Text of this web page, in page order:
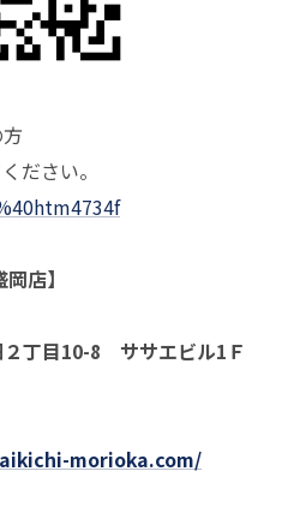
ださい。
店】
丁目10-8 ササエビル1Ｆ
morioka.com/